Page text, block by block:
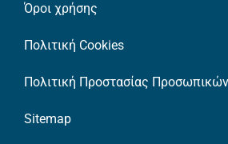
Όροι χρήσης
Πολιτική Cookies
Πολιτική Προστασίας
Sitemap